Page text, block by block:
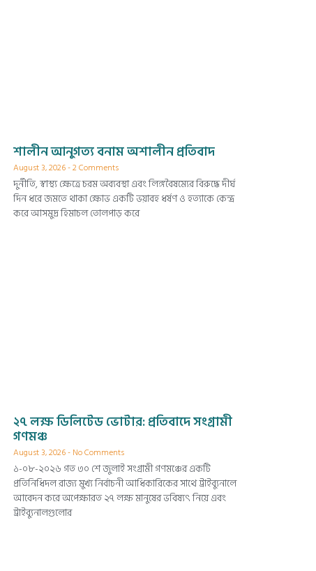
শালীন আনুগত্য বনাম অশালীন প্রতিবাদ
August 3, 2026 2 Comments
দুর্নীতি, স্বাস্থ্য ক্ষেত্রে চরম অব্যবস্থা এবং লিঙ্গবৈষম্যের বিরুদ্ধে দীর্ঘ
দিন ধরে জমতে থাকা ক্ষোভ একটি ভয়াবহ ধর্ষণ ও হত্যাকে কেন্দ্র
করে আসমুদ্র হিমাচল তোলপাড় করে
২৭ লক্ষ ডিলিটেড ভোটার: প্রতিবাদে সংগ্রামী
গণমঞ্চ
August 3, 2026 No Comments
১-০৮-২০২৬ গত ৩০ শে জুলাই সংগ্রামী গণমঞ্চের একটি
প্রতিনিধিদল রাজ্য মুখ্য নির্বাচনী আধিকারিকের সাথে ট্রাইব্যুনালে
আবেদন করে অপেক্ষারত ২৭ লক্ষ মানুষের ভবিষ্যৎ নিয়ে এবং
ট্রাইব্যুনালগুলোর